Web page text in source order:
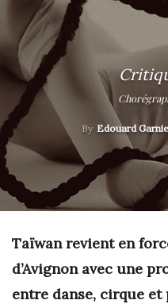
By Edouard
Taïwan revient en
d’Avignon avec une
entre danse, cirque